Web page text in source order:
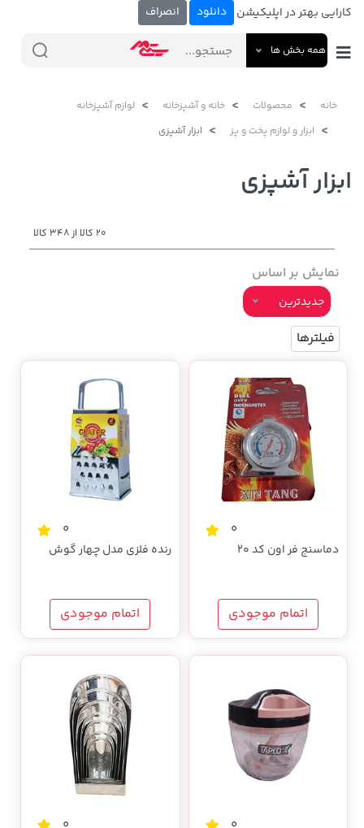
کارایی بهتر در اپلیکیشن دانلود انصراف
همه بخش ها
خانه محصولات خانه و آشپزخانه
لوازم آشپزخانه
ابزار و لوازم پخت و پز
ابزار آشپزی
ابزار آشپزی
20 کالا از 348 کالا
نمایش بر اساس
جدیدترین
فیلترها
0
دماسنج فر اون کد 20
اتمام موجودی
0
رنده فلزی مدل چهار گوش
اتمام موجودی